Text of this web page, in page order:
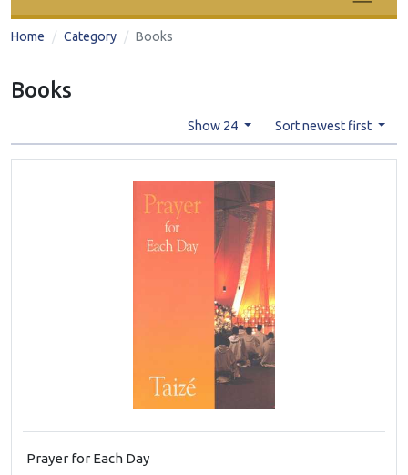
Home Category Books
Books
Show 24 Sort newest first
Prayer for Each Day